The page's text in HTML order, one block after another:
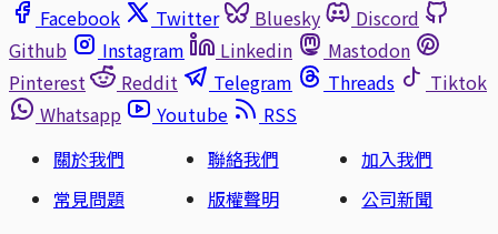
Facebook
Twitter Bluesky
Discord
Github
Instagram Linkedin
Mastodon
Pinterest
Reddit Telegram Threads
Tiktok
Whatsapp
Youtube
RSS
關於我們
聯絡我們
加入我們
常見問題
版權聲明
公司新聞